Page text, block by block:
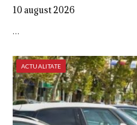
10 august 2026
…
ACTUALITATE